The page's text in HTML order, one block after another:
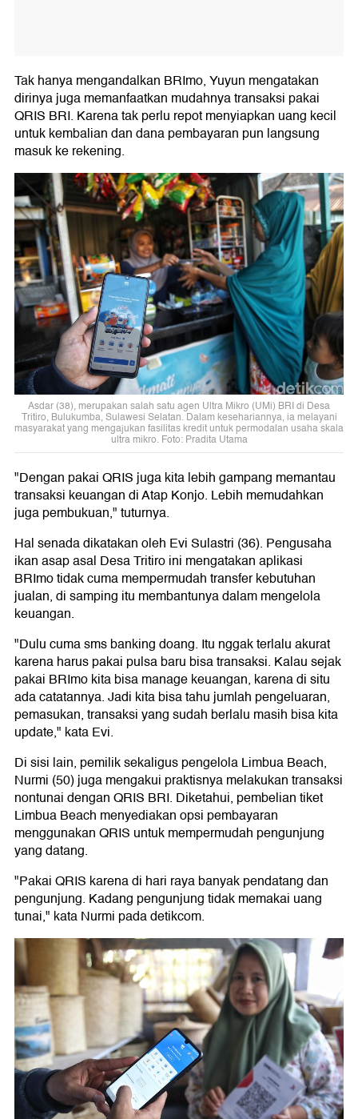
Tak hanya mengandalkan BRImo, Yuyun mengatakan
dirinya juga memanfaatkan mudahnya transaksi pakai
QRIS BRI. Karena tak perlu repot menyiapkan uang kecil
untuk kembalian dan dana pembayaran pun langsung
masuk ke rekening.
Asdar (38), merupakan salah satu agen Ultra Mikro (UMi) BRI di Desa
Tritiro, Bulukumba, Sulawesi Selatan. Dalam kesehariannya, ia melayani
masyarakat yang mengajukan fasilitas kredit untuk permodalan usaha skala
ultra mikro. Foto: Pradita Utama
"Dengan pakai QRIS juga kita lebih gampang memantau
transaksi keuangan di Atap Konjo. Lebih memudahkan
juga pembukuan," tuturnya.
Hal senada dikatakan oleh Evi Sulastri (36). Pengusaha
ikan asap asal Desa Tritiro ini mengatakan aplikasi
BRImo tidak cuma mempermudah transfer kebutuhan
jualan, di samping itu membantunya dalam mengelola
keuangan.
"Dulu cuma sms banking doang. Itu nggak terlalu akurat
karena harus pakai pulsa baru bisa transaksi. Kalau sejak
pakai BRImo kita bisa manage keuangan, karena di situ
ada catatannya. Jadi kita bisa tahu jumlah pengeluaran,
pemasukan, transaksi yang sudah berlalu masih bisa kita
update," kata Evi.
Di sisi lain, pemilik sekaligus pengelola Limbua Beach,
Nurmi (50) juga mengakui praktisnya melakukan transaksi
nontunai dengan QRIS BRI. Diketahui, pembelian tiket
Limbua Beach menyediakan opsi pembayaran
menggunakan QRIS untuk mempermudah pengunjung
yang datang.
"Pakai QRIS karena di hari raya banyak pendatang dan
pengunjung. Kadang pengunjung tidak memakai uang
tunai," kata Nurmi pada detikcom.